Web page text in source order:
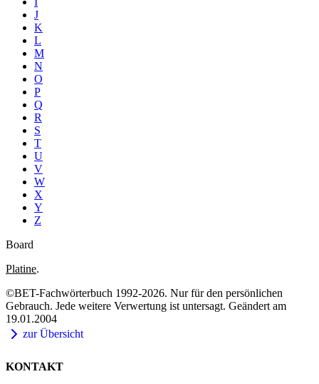
J
K
L
M
N
O
P
Q
R
S
T
U
V
W
X
Y
Z
Board
Platine.
©BET-Fachwörterbuch 1992-2026. Nur für den persönlichen
Gebrauch. Jede weitere Verwertung ist untersagt. Geändert am
19.01.2004
zur Übersicht
KONTAKT